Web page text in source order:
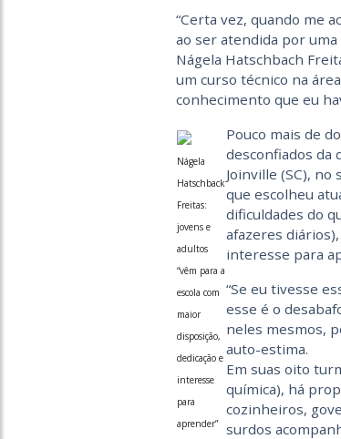
“Certa vez, quando me
ao ser atendida por uma
Nágela Hatschbach
um curso técnico na
conhecimento que eu
Nágela
Hatschback
Freitas:
jovens e
adultos
“vêm para a
escola com
maior
disposição,
dedicação e
interesse
para
aprender”
Pouco mais de
desconfiados da
Joinville (SC),
que escolheu
dificuldades do
afazeres
interesse para
“Se eu tivesse
esse é o
neles mesmos,
auto-estima.
Em suas oito
química), há
cozinheiros,
surdos